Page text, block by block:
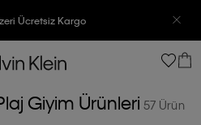
Ücretsiz Kargo
Ücretsiz Kargo
6 Taksit İmkanı
Giyim Ürünleri 57 Ürün